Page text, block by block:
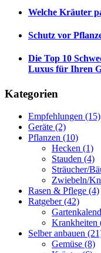
Welche Kräuter
Schutz vor
Die Top 10
Luxus für Ihren
Kategorien
Empfehlungen (15)
Geräte (2)
Pflanzen (10)
Hecken (1)
Stauden (4)
Sträucher/
Zwiebeln/
Rasen & Pflege (4)
Ratgeber(42)
Krankheiten
Selber anbauen
Gemüse (8)